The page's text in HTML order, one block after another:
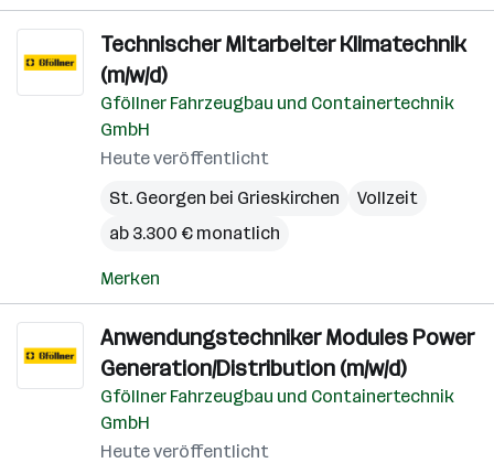
Technischer Mitarbeiter Klimatechnik
(m/w/d)
Gföllner Fahrzeugbau und Containertechnik
GmbH
Heute veröffentlicht
St. Georgen bei Grieskirchen
Vollzeit
ab 3.300 € monatlich
Merken
Anwendungstechniker Modules Power
Generation/Distribution (m/w/d)
Gföllner Fahrzeugbau und Containertechnik
GmbH
Heute veröffentlicht